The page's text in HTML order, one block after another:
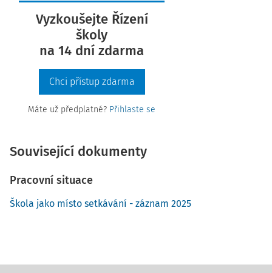
Vyzkoušejte Řízení
školy
na 14 dní zdarma
Chci přístup zdarma
Máte už předplatné? Přihlaste se
Související dokumenty
Pracovní situace
Škola jako místo setkávání - záznam 2025